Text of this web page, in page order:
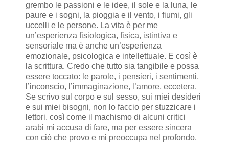
grembo le passioni e le idee, il sole e la luna, le
paure e i sogni, la pioggia e il vento, i fiumi, gli
uccelli e le persone. La vita è per me
un’esperienza fisiologica, fisica, istintiva e
sensoriale ma è anche un’esperienza
emozionale, psicologica e intellettuale. E così è
la scrittura. Credo che tutto sia tangibile e possa
essere toccato: le parole, i pensieri, i sentimenti,
l’inconscio, l’immaginazione, l’amore, eccetera.
Se scrivo sul corpo e sul sesso, sui miei desideri
e sui miei bisogni, non lo faccio per stuzzicare i
lettori, così come il machismo di alcuni critici
arabi mi accusa di fare, ma per essere sincera
con ciò che provo e mi preoccupa nel profondo.